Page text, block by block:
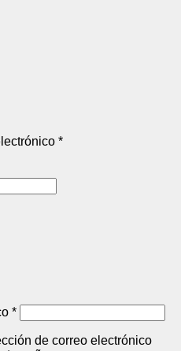
*Obligatorio
*Obligatorio
de correo electrónico